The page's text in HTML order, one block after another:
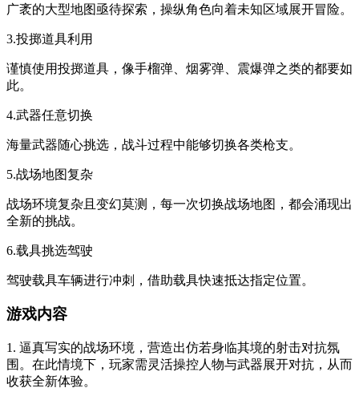
广袤的大型地图亟待探索，操纵角色向着未知区域展开冒险。
3.投掷道具利用
谨慎使用投掷道具，像手榴弹、烟雾弹、震爆弹之类的都要如
此。
4.武器任意切换
海量武器随心挑选，战斗过程中能够切换各类枪支。
5.战场地图复杂
战场环境复杂且变幻莫测，每一次切换战场地图，都会涌现出
全新的挑战。
6.载具挑选驾驶
驾驶载具车辆进行冲刺，借助载具快速抵达指定位置。
游戏内容
1. 逼真写实的战场环境，营造出仿若身临其境的射击对抗氛
围。在此情境下，玩家需灵活操控人物与武器展开对抗，从而
收获全新体验。